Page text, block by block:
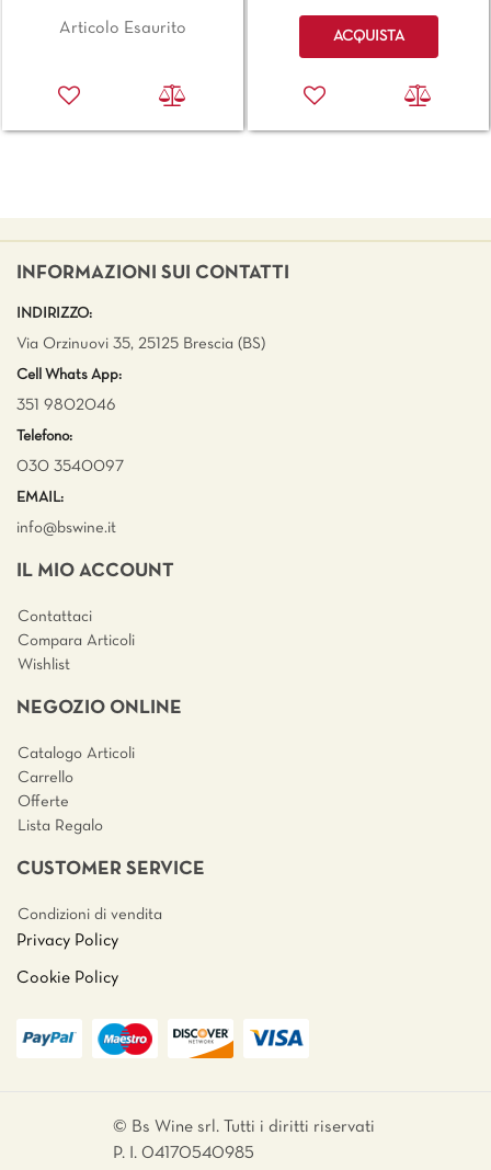
Articolo Esaurito Quantità
ACQUISTA
INFORMAZIONI SUI CONTATTI
INDIRIZZO:
Via Orzinuovi 35, 25125 Brescia (BS)
Cell Whats App:
351 9802046
Telefono:
030 3540097
EMAIL:
info@bswine.it
IL MIO ACCOUNT
Contattaci
Compara Articoli
Wishlist
NEGOZIO ONLINE
Catalogo Articoli
Carrello
Offerte
Lista Regalo
CUSTOMER SERVICE
Condizioni di vendita
Privacy Policy
Cookie Policy
© Bs Wine srl. Tutti i diritti riservati
P. I. 04170540985